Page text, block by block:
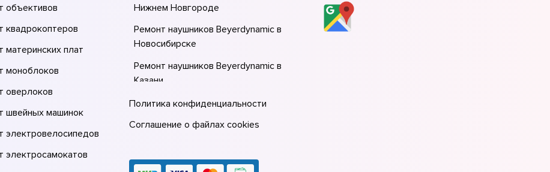
объективов
квадрокоптеров
материнских плат
моноблоков
оверлоков
швейных машинок
электровелосипедов
электросамокатов
Нижнем Новгороде
Ремонт наушников Beyerdynamic в
Новосибирске
Ремонт наушников Beyerdynamic в
Казани
Ремонт наушников Beyerdynamic в
Политика конфиденциальности
Соглашение о файлах cookies